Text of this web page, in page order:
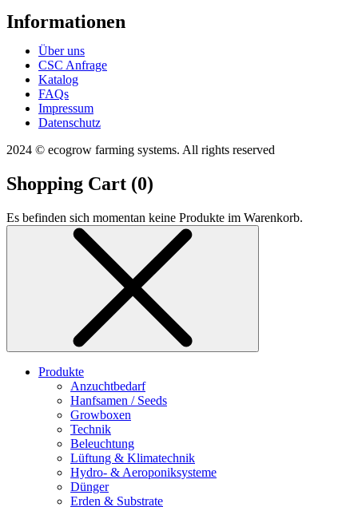
Informationen
Über uns
CSC Anfrage
Katalog
FAQs
Impressum
Datenschutz
2024 © ecogrow farming systems. All rights reserved
Shopping Cart (0)
Es befinden sich momentan keine Produkte im Warenkorb.
Produkte
Anzuchtbedarf
Hanfsamen / Seeds
Growboxen
Technik
Beleuchtung
Lüftung & Klimatechnik
Hydro- & Aeroponiksysteme
Dünger
Erden & Substrate